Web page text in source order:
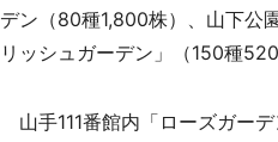
デン（80種1,800株）、山下公
リッシュガーデン」（150種
山手111番館内「ローズガー